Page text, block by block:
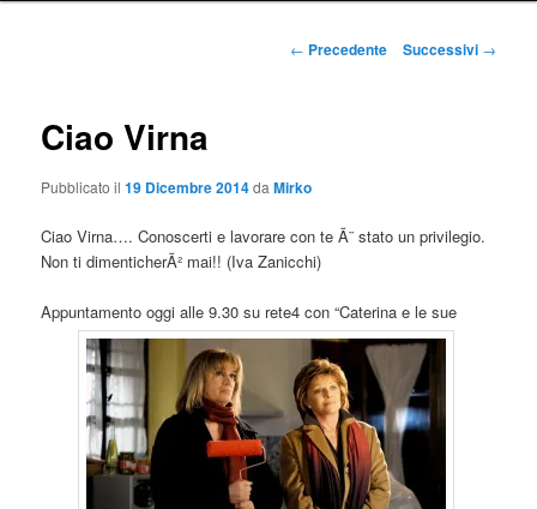
Navigazione
← Precedente Successivi →
Ciao Virna
Pubblicato il19 Dicembre 2014daMirko
Ciao Virna…. Conoscerti e lavorare con te Ã¨ stato un privilegio.
Non ti dimenticherÃ² mai!! (Iva Zanicchi)
Appuntamento oggi alle 9.30 su rete4 con “Caterina e le sue